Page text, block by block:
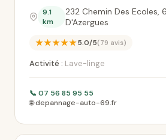
9.1
km
232 Chemin Des
D'Azergues
★★★★★5.0/5(79 avis)
Activité : Lave-linge
📞 07 56 85 95 55
🌐 depannage-auto-69.fr